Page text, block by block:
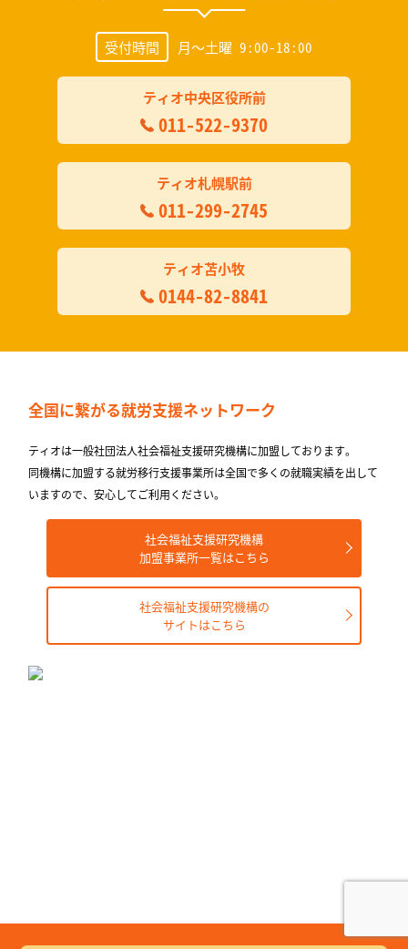
受付時間 月～土曜 9:00-18:00
ティオ中央区役所前
011-522-9370
ティオ札幌駅前
011-299-2745
ティオ苫小牧
0144-82-8841
全国に繋がる就労支援ネットワーク
ティオは一般社団法人社会福祉支援研究機構に加盟しております。
同機構に加盟する就労移⾏⽀援事業所は全国で多くの就職実績を出して
いますので、安⼼してご利⽤ください。
社会福祉支援研究機構
加盟事業所一覧はこちら
社会福祉支援研究機構の
サイトはこちら